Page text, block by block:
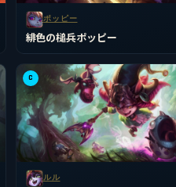
ポッピー
緋色の槌兵ポッピー
C
ルル